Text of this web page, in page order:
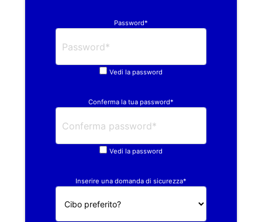
Password*
Vedi la password
Conferma la tua password*
Vedi la password
Inserire una domanda di sicurezza*